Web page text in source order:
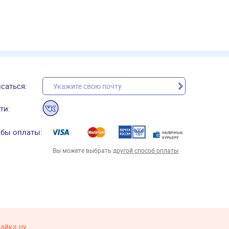
оплаты:
Вы можете выбрать другой способ оплаты